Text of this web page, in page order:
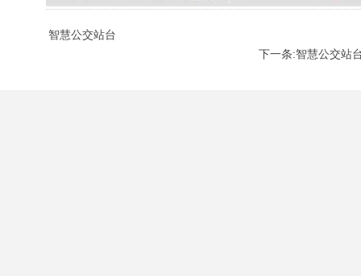
智慧公交站台
下一条:智慧公交站